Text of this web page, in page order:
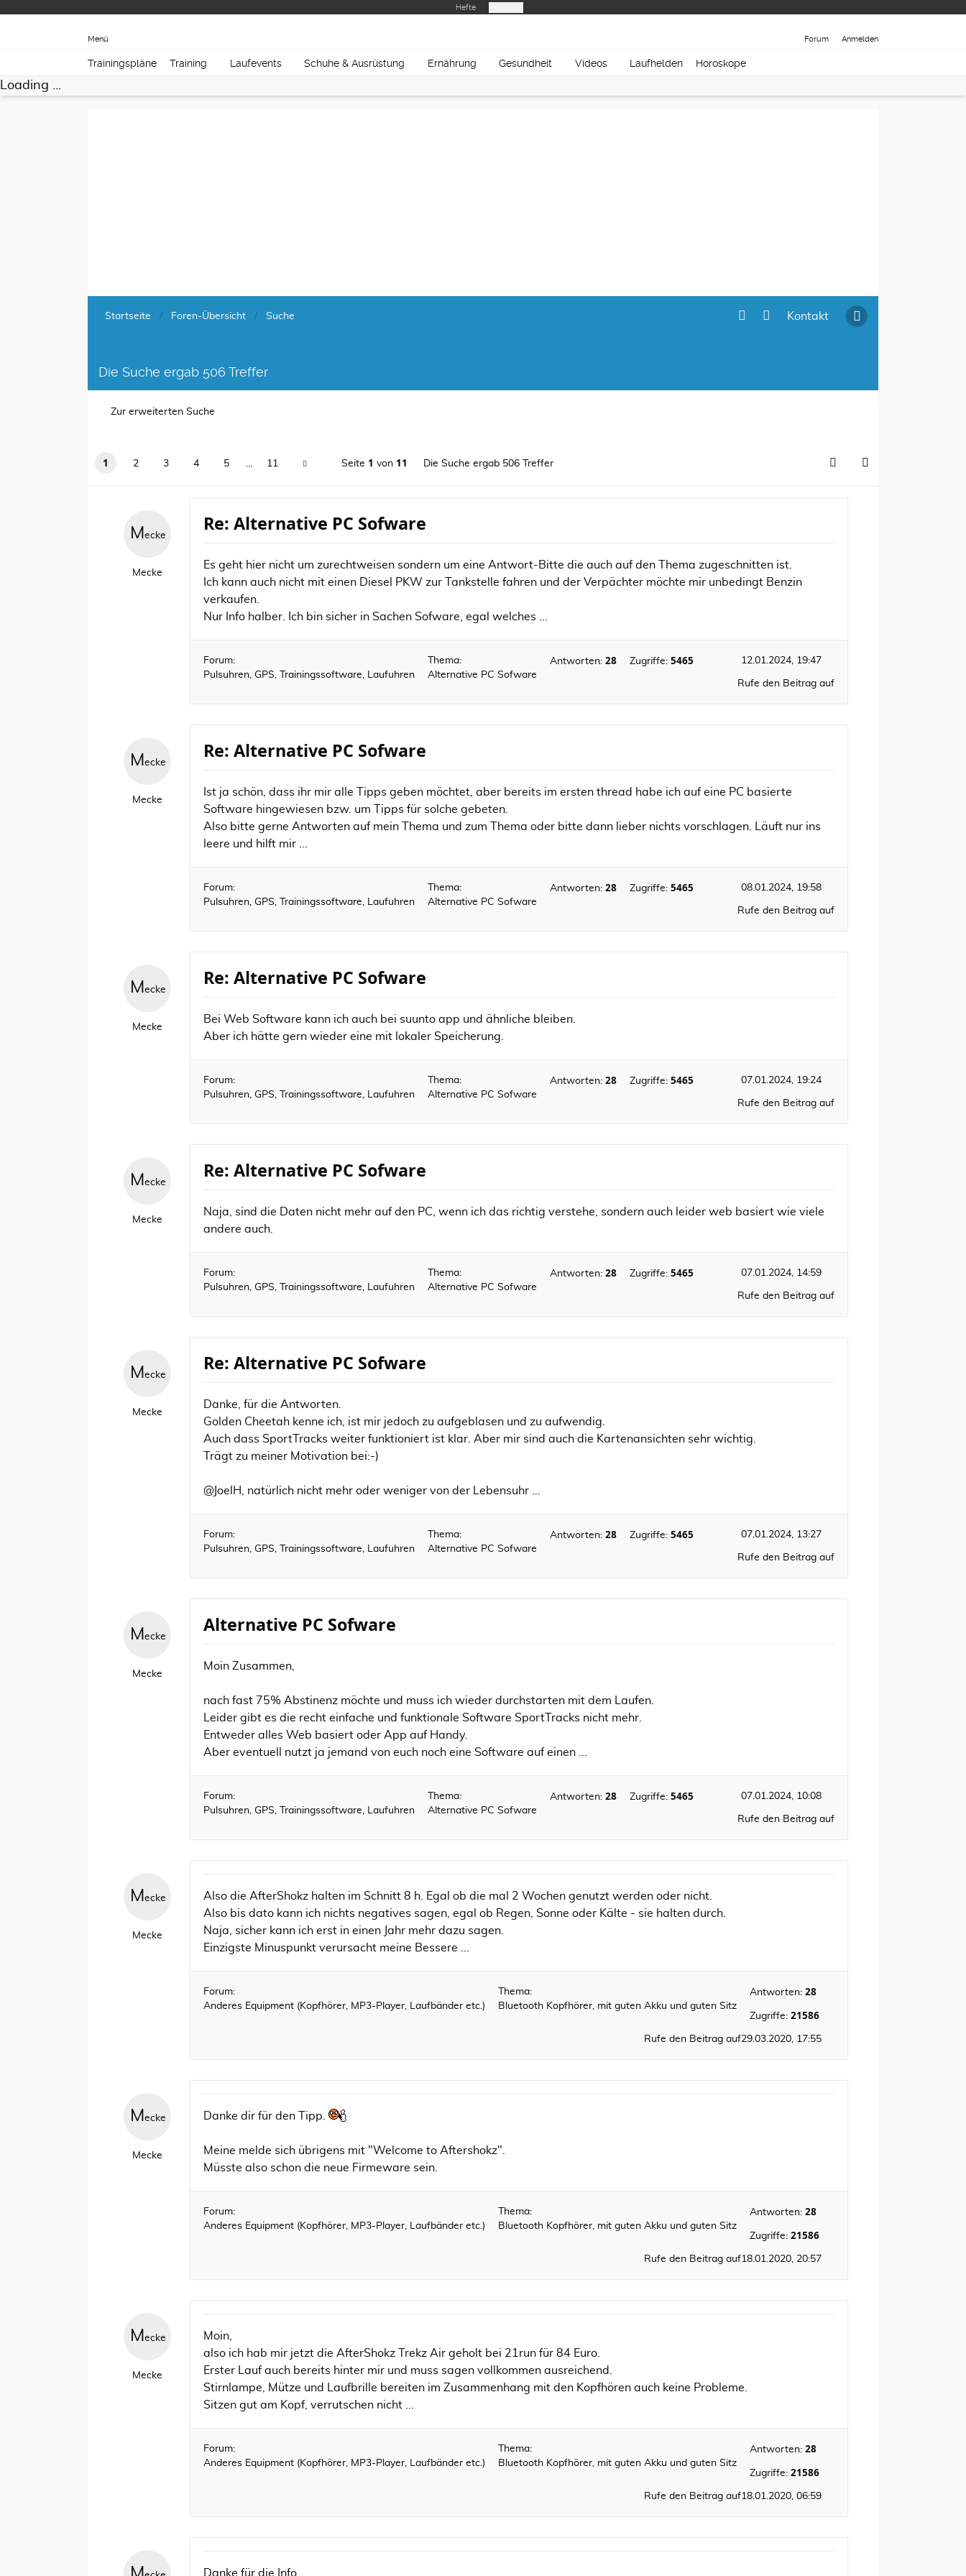
Hefte
Forum Anmelden
Menü
Trainingspläne Training Laufevents Schuhe & Ausrüstung Ernährung Gesundheit Videos Laufhelden Horoskope
Loading ...
Kontakt
Startseite Foren-Übersicht Suche
Die Suche ergab 506 Treffer
Zur erweiterten Suche
1 2 3 4 5 … 11 Seite 1 von 11 Die Suche ergab 506 Treffer
M ecke
Mecke
Re: Alternative PC Sofware
Es geht hier nicht um zurechtweisen sondern um eine Antwort-Bitte die auch auf den Thema zugeschnitten ist.
Ich kann auch nicht mit einen Diesel PKW zur Tankstelle fahren und der Verpächter möchte mir unbedingt Benzin
verkaufen.
Nur Info halber. Ich bin sicher in Sachen Sofware, egal welches ...
Forum:
Pulsuhren, GPS, Trainingssoftware, Laufuhren
Thema:
Alternative PC Sofware
Antworten: 28 Zugriffe: 5465 12.01.2024, 19:47
Rufe den Beitrag auf
M ecke
Mecke
Re: Alternative PC Sofware
Ist ja schön, dass ihr mir alle Tipps geben möchtet, aber bereits im ersten thread habe ich auf eine PC basierte
Software hingewiesen bzw. um Tipps für solche gebeten.
Also bitte gerne Antworten auf mein Thema und zum Thema oder bitte dann lieber nichts vorschlagen. Läuft nur ins
leere und hilft mir ...
Forum:
Pulsuhren, GPS, Trainingssoftware, Laufuhren
Thema:
Alternative PC Sofware
Antworten: 28 Zugriffe: 5465 08.01.2024, 19:58
Rufe den Beitrag auf
M ecke
Mecke
Re: Alternative PC Sofware
Bei Web Software kann ich auch bei suunto app und ähnliche bleiben.
Aber ich hätte gern wieder eine mit lokaler Speicherung.
Forum:
Pulsuhren, GPS, Trainingssoftware, Laufuhren
Thema:
Alternative PC Sofware
Antworten: 28 Zugriffe: 5465 07.01.2024, 19:24
Rufe den Beitrag auf
M ecke
Mecke
Re: Alternative PC Sofware
Naja, sind die Daten nicht mehr auf den PC, wenn ich das richtig verstehe, sondern auch leider web basiert wie viele
andere auch.
Forum:
Pulsuhren, GPS, Trainingssoftware, Laufuhren
Thema:
Alternative PC Sofware
Antworten: 28 Zugriffe: 5465 07.01.2024, 14:59
Rufe den Beitrag auf
M ecke
Mecke
Re: Alternative PC Sofware
Danke, für die Antworten.
Golden Cheetah kenne ich, ist mir jedoch zu aufgeblasen und zu aufwendig.
Auch dass SportTracks weiter funktioniert ist klar. Aber mir sind auch die Kartenansichten sehr wichtig.
Trägt zu meiner Motivation bei:-)
@JoelH, natürlich nicht mehr oder weniger von der Lebensuhr ...
Forum:
Pulsuhren, GPS, Trainingssoftware, Laufuhren
Thema:
Alternative PC Sofware
Antworten: 28 Zugriffe: 5465 07.01.2024, 13:27
Rufe den Beitrag auf
M ecke
Mecke
Alternative PC Sofware
Moin Zusammen,
nach fast 75% Abstinenz möchte und muss ich wieder durchstarten mit dem Laufen.
Leider gibt es die recht einfache und funktionale Software SportTracks nicht mehr.
Entweder alles Web basiert oder App auf Handy.
Aber eventuell nutzt ja jemand von euch noch eine Software auf einen ...
Forum:
Pulsuhren, GPS, Trainingssoftware, Laufuhren
Thema:
Alternative PC Sofware
Antworten: 28 Zugriffe: 5465 07.01.2024, 10:08
Rufe den Beitrag auf
M ecke
Mecke
Also die AfterShokz halten im Schnitt 8 h. Egal ob die mal 2 Wochen genutzt werden oder nicht.
Also bis dato kann ich nichts negatives sagen, egal ob Regen, Sonne oder Kälte - sie halten durch.
Naja, sicher kann ich erst in einen Jahr mehr dazu sagen.
Einzigste Minuspunkt verursacht meine Bessere ...
Forum:
Anderes Equipment (Kopfhörer, MP3-Player, Laufbänder etc.)
Thema:
Bluetooth Kopfhörer, mit guten Akku und guten Sitz
Antworten: 28
Zugriffe: 21586
29.03.2020, 17:55
Rufe den Beitrag auf
M ecke
Mecke
Danke dir für den Tipp.
Meine melde sich übrigens mit "Welcome to Aftershokz".
Müsste also schon die neue Firmeware sein.
Forum:
Anderes Equipment (Kopfhörer, MP3-Player, Laufbänder etc.)
Thema:
Bluetooth Kopfhörer, mit guten Akku und guten Sitz
Antworten: 28
Zugriffe: 21586
18.01.2020, 20:57
Rufe den Beitrag auf
M ecke
Mecke
Moin,
also ich hab mir jetzt die AfterShokz Trekz Air geholt bei 21run für 84 Euro.
Erster Lauf auch bereits hinter mir und muss sagen vollkommen ausreichend.
Stirnlampe, Mütze und Laufbrille bereiten im Zusammenhang mit den Kopfhören auch keine Probleme.
Sitzen gut am Kopf, verrutschen nicht ...
Forum:
Anderes Equipment (Kopfhörer, MP3-Player, Laufbänder etc.)
Thema:
Bluetooth Kopfhörer, mit guten Akku und guten Sitz
Antworten: 28
Zugriffe: 21586
18.01.2020, 06:59
Rufe den Beitrag auf
Danke für die Info.